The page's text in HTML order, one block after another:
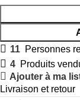
11 Personnes
4 Produits
Ajouter à ma
Livraison et retour